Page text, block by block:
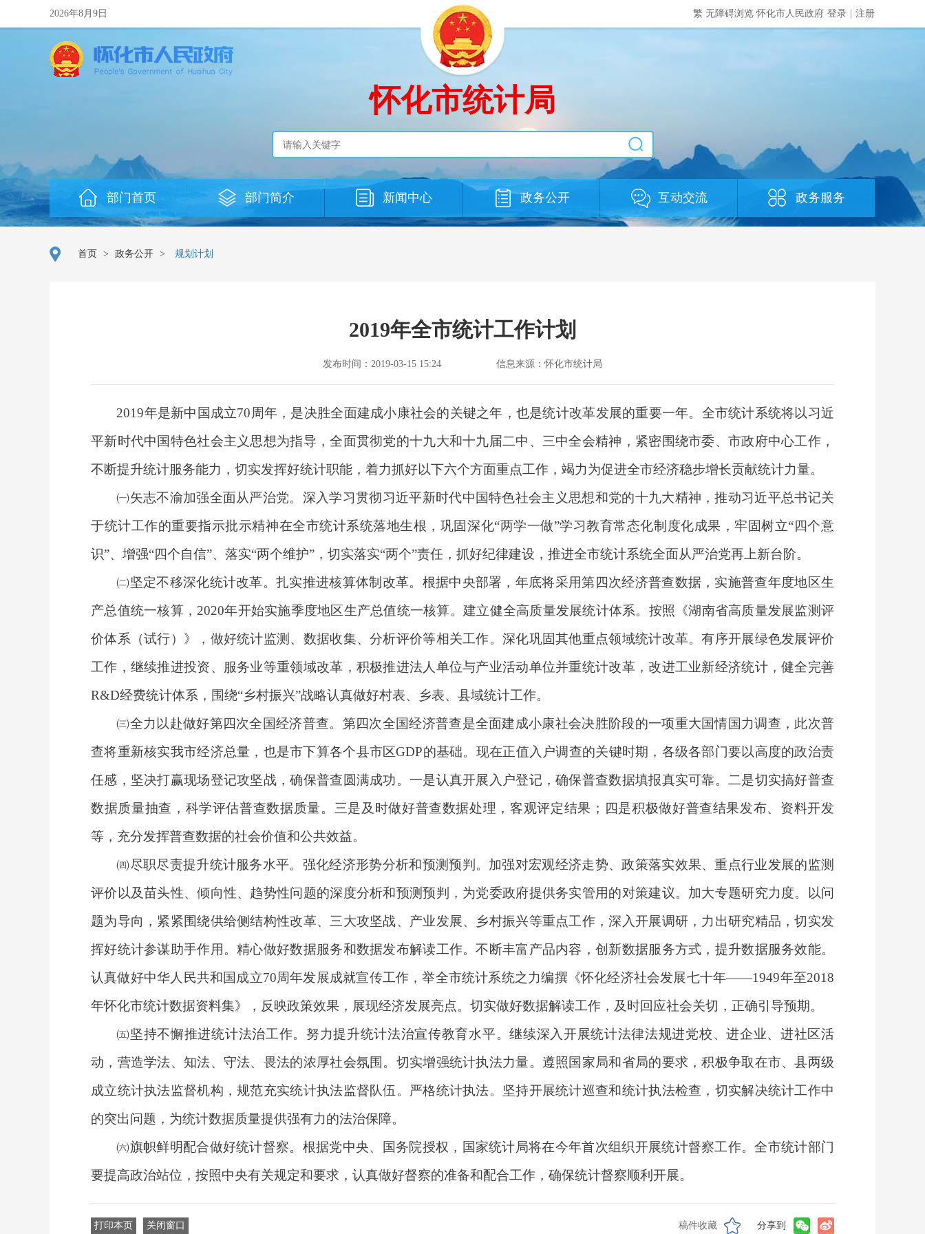
2026年8月9日 繁 无障碍浏览怀化市人民政府 登录 注册
怀化市统计局
部门首页 部门简介 新闻中心 政务公开 互动交流 政务服务
首页 > 政务公开 > 规划计划
2019年全市统计工作计划
发布时间：2019-03-15 15:24 信息来源：怀化市统计局
2019年是新中国成立70周年，是决胜全面建成小康社会的关键之年，也是统计改革发展的重要一年。全市统计系统将以习近
平新时代中国特色社会主义思想为指导，全面贯彻党的十九大和十九届二中、三中全会精神，紧密围绕市委、市政府中心工作，
不断提升统计服务能力，切实发挥好统计职能，着力抓好以下六个方面重点工作，竭力为促进全市经济稳步增长贡献统计力量。
㈠矢志不渝加强全面从严治党。深入学习贯彻习近平新时代中国特色社会主义思想和党的十九大精神，推动习近平总书记关
于统计工作的重要指示批示精神在全市统计系统落地生根，巩固深化“两学一做”学习教育常态化制度化成果，牢固树立“四个意
识”、增强“四个自信”、落实“两个维护”，切实落实“两个”责任，抓好纪律建设，推进全市统计系统全面从严治党再上新台阶。
㈡坚定不移深化统计改革。扎实推进核算体制改革。根据中央部署，年底将采用第四次经济普查数据，实施普查年度地区生
产总值统一核算，2020年开始实施季度地区生产总值统一核算。建立健全高质量发展统计体系。按照《湖南省高质量发展监测评
价体系（试行）》，做好统计监测、数据收集、分析评价等相关工作。深化巩固其他重点领域统计改革。有序开展绿色发展评价
工作，继续推进投资、服务业等重领域改革，积极推进法人单位与产业活动单位并重统计改革，改进工业新经济统计，健全完善
R&D经费统计体系，围绕“乡村振兴”战略认真做好村表、乡表、县域统计工作。
㈢全力以赴做好第四次全国经济普查。第四次全国经济普查是全面建成小康社会决胜阶段的一项重大国情国力调查，此次普
查将重新核实我市经济总量，也是市下算各个县市区GDP的基础。现在正值入户调查的关键时期，各级各部门要以高度的政治责
任感，坚决打赢现场登记攻坚战，确保普查圆满成功。一是认真开展入户登记，确保普查数据填报真实可靠。二是切实搞好普查
数据质量抽查，科学评估普查数据质量。三是及时做好普查数据处理，客观评定结果；四是积极做好普查结果发布、资料开发
等，充分发挥普查数据的社会价值和公共效益。
㈣尽职尽责提升统计服务水平。强化经济形势分析和预测预判。加强对宏观经济走势、政策落实效果、重点行业发展的监测
评价以及苗头性、倾向性、趋势性问题的深度分析和预测预判，为党委政府提供务实管用的对策建议。加大专题研究力度。以问
题为导向，紧紧围绕供给侧结构性改革、三大攻坚战、产业发展、乡村振兴等重点工作，深入开展调研，力出研究精品，切实发
挥好统计参谋助手作用。精心做好数据服务和数据发布解读工作。不断丰富产品内容，创新数据服务方式，提升数据服务效能。
认真做好中华人民共和国成立70周年发展成就宣传工作，举全市统计系统之力编撰《怀化经济社会发展七十年——1949年至2018
年怀化市统计数据资料集》，反映政策效果，展现经济发展亮点。切实做好数据解读工作，及时回应社会关切，正确引导预期。
㈤坚持不懈推进统计法治工作。努力提升统计法治宣传教育水平。继续深入开展统计法律法规进党校、进企业、进社区活
动，营造学法、知法、守法、畏法的浓厚社会氛围。切实增强统计执法力量。遵照国家局和省局的要求，积极争取在市、县两级
成立统计执法监督机构，规范充实统计执法监督队伍。严格统计执法。坚持开展统计巡查和统计执法检查，切实解决统计工作中
的突出问题，为统计数据质量提供强有力的法治保障。
㈥旗帜鲜明配合做好统计督察。根据党中央、国务院授权，国家统计局将在今年首次组织开展统计督察工作。全市统计部门
要提高政治站位，按照中央有关规定和要求，认真做好督察的准备和配合工作，确保统计督察顺利开展。
打印本页 关闭窗口 稿件收藏 分享到